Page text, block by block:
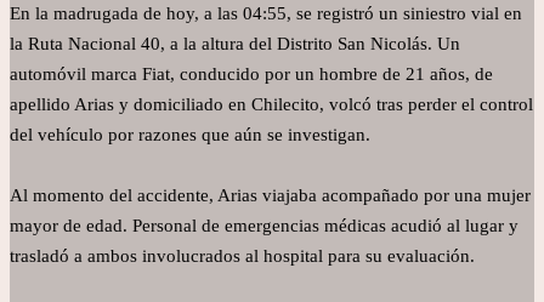
En la madrugada de hoy, a las 04:55, se registró un siniestro vial en
la Ruta Nacional 40, a la altura del Distrito San Nicolás. Un
automóvil marca Fiat, conducido por un hombre de 21 años, de
apellido Arias y domiciliado en Chilecito, volcó tras perder el control
del vehículo por razones que aún se investigan.
Al momento del accidente, Arias viajaba acompañado por una mujer
mayor de edad. Personal de emergencias médicas acudió al lugar y
trasladó a ambos involucrados al hospital para su evaluación.